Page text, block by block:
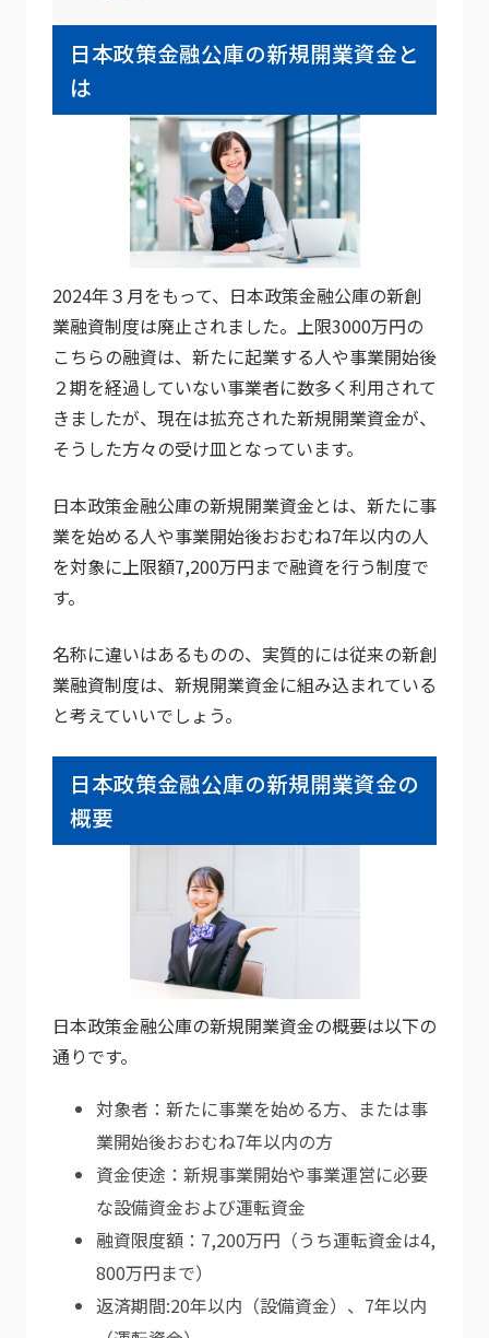
日本政策金融公庫の新規開業資金と
は
2024年３月をもって、日本政策金融公庫の新創
業融資制度は廃止されました。上限3000万円の
こちらの融資は、新たに起業する人や事業開始後
２期を経過していない事業者に数多く利用されて
きましたが、現在は拡充された新規開業資金が、
そうした方々の受け皿となっています。
日本政策金融公庫の新規開業資金とは、新たに事
業を始める人や事業開始後おおむね7年以内の人
を対象に上限額7,200万円まで融資を行う制度で
す。
名称に違いはあるものの、実質的には従来の新創
業融資制度は、新規開業資金に組み込まれている
と考えていいでしょう。
日本政策金融公庫の新規開業資金の
概要
日本政策金融公庫の新規開業資金の概要は以下の
通りです。
対象者：新たに事業を始める方、または事
業開始後おおむね7年以内の方
資金使途：新規事業開始や事業運営に必要
な設備資金および運転資金
融資限度額：7,200万円（うち運転資金は4,
800万円まで）
返済期間:20年以内（設備資金）、7年以内